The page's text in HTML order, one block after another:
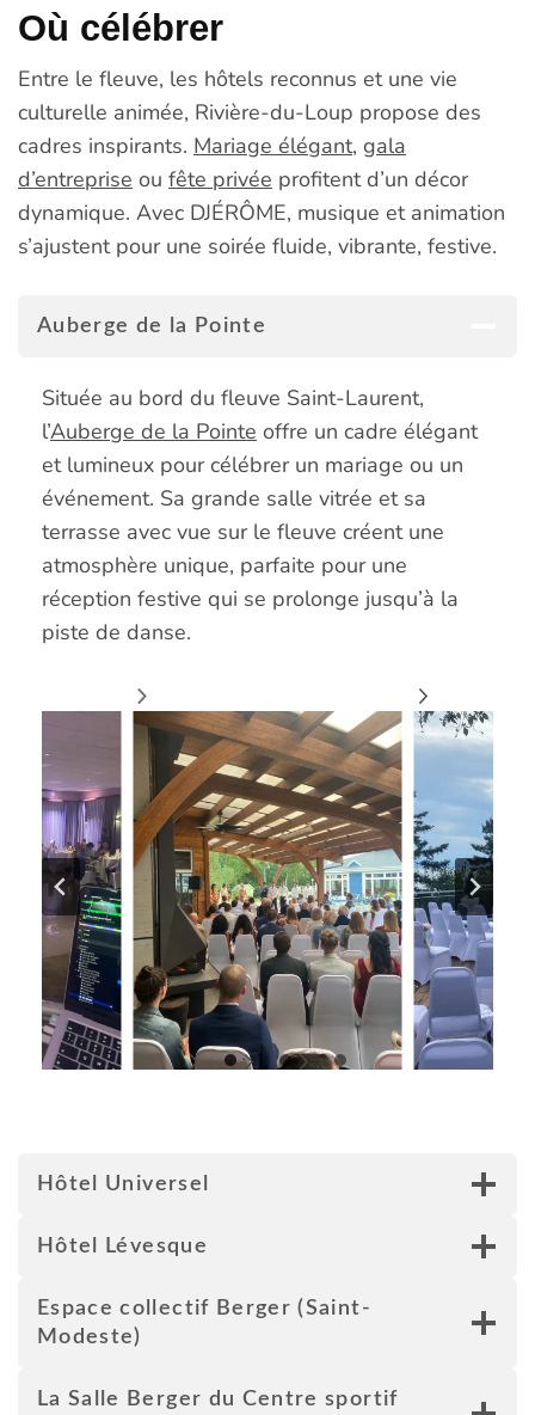
Où célébrer
Entre le fleuve, les hôtels reconnus et une vie
culturelle animée, Rivière-du-Loup propose des
cadres inspirants. Mariage élégant, gala
d’entreprise ou fête privée profitent d’un décor
dynamique. Avec DJÉRÔME, musique et animation
s’ajustent pour une soirée fluide, vibrante, festive.
Auberge de la Pointe
Située au bord du fleuve Saint-Laurent,
l’Auberge de la Pointe offre un cadre élégant
et lumineux pour célébrer un mariage ou un
événement. Sa grande salle vitrée et sa
terrasse avec vue sur le fleuve créent une
atmosphère unique, parfaite pour une
réception festive qui se prolonge jusqu’à la
piste de danse.
Hôtel Universel
Hôtel Lévesque
Espace collectif Berger (Saint-
Modeste)
La Salle Berger du Centre sportif